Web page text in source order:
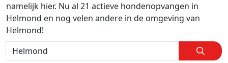
namelijk hier. Nu al 21 actieve hondenopvangen in
Helmond en nog velen andere in de omgeving van
Helmond!